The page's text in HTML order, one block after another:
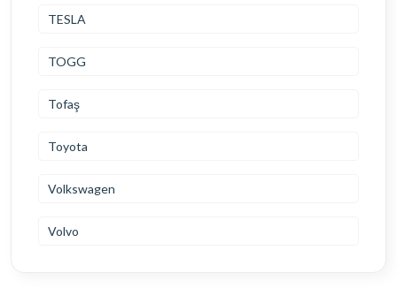
TESLA
TOGG
Tofaş
Toyota
Volkswagen
Volvo